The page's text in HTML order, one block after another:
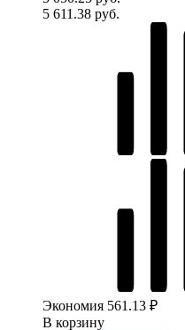
5 611.38 руб.
Экономия 561.13 ₽
В корзину